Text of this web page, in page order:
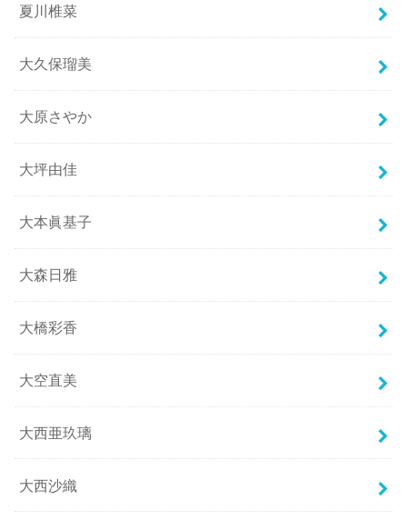
夏川椎菜
大久保瑠美
大原さやか
大坪由佳
大本眞基子
大森日雅
大橋彩香
大空直美
大西亜玖璃
大西沙織